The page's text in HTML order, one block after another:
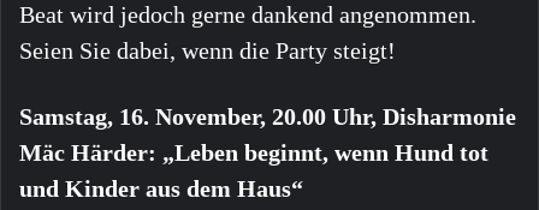
Beat wird jedoch gerne dankend angenommen.
Seien Sie dabei, wenn die Party steigt!
Samstag, 16. November, 20.00 Uhr, Disharmonie
Mäc Härder: „Leben beginnt, wenn Hund tot
und Kinder aus dem Haus“